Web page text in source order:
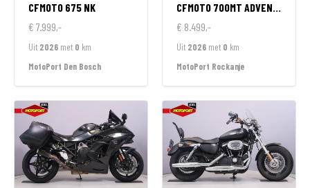
CFMOTO 675 NK
€ 7.999,-
Uit 2026 met 0 km
MotoPort Den Bosch
CFMOTO 700MT ADVENTURE GT EDITION
€ 8.499,-
Uit 2026 met 0 km
MotoPort Rockanje